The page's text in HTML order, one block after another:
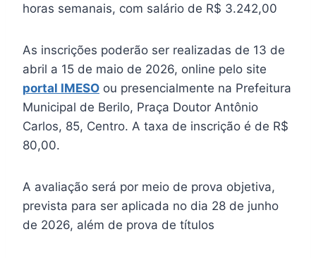
horas semanais, com salário de R$ 3.242,00
As inscrições poderão ser realizadas de 13 de
abril a 15 de maio de 2026, online pelo site
portal IMESO ou presencialmente na Prefeitura
Municipal de Berilo, Praça Doutor Antônio
Carlos, 85, Centro. A taxa de inscrição é de R$
80,00.
A avaliação será por meio de prova objetiva,
prevista para ser aplicada no dia 28 de junho
de 2026, além de prova de títulos